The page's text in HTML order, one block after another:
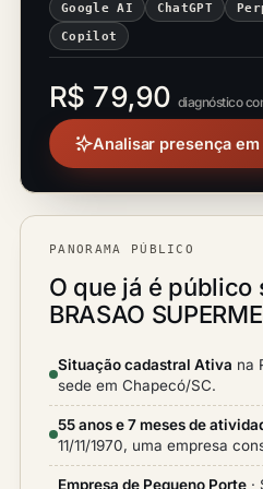
Google AI ChatGPT
Copilot
R$ 79,90 diagnóstico
Analisar presença em
PANORAMA PÚBLICO
O que já é público
BRASAO
Situação cadastral Ativa na
sede em Chapecó/SC.
55 anos e 7 meses de
11/11/1970, uma empresa
Empresa de Pequeno Porte